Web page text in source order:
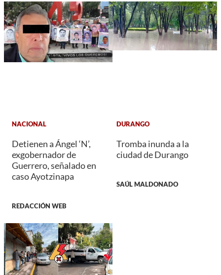
NACIONAL
Detienen a Ángel ‘N’,
exgobernador de
Guerrero, señalado en
caso Ayotzinapa
REDACCIÓN WEB
DURANGO
Tromba inunda a la
ciudad de Durango
SAÚL MALDONADO